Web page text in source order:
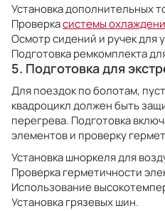
Установка дополнительных
Проверкасистемы
Осмотр сидений и ручек для
Подготовка ремкомплекта
5. Подготовка для
Для поездок по болотам,
квадроцикл должен быть
перегрева. Подготовка
элементов и проверку
Установка шноркеля для
Проверка герметичности
Использование
Установка грязевых шин.